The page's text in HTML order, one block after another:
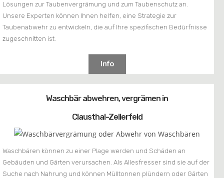
Lösungen zur Taubenvergrämung und zum Taubenschutz an.
Unsere Experten können Ihnen helfen, eine Strategie zur
Taubenabwehr zu entwickeln, die auf Ihre spezifischen Bedürfnisse
zugeschnitten ist.
Info
Waschbär abwehren, vergrämen in
Clausthal-Zellerfeld
Waschbären können zu einer Plage werden und Schäden an
Gebäuden und Gärten verursachen. Als Allesfresser sind sie auf der
Suche nach Nahrung und können Mülltonnen plündern oder Gärten